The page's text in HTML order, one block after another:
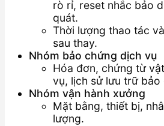
rò rỉ, reset nhắc bảo
quát.
Thời lượng thao tác
sau thay.
Nhóm bảo chứng dịch vụ
Hóa đơn, chứng từ
vụ, lịch sử lưu trữ bảo
Nhóm vận hành xưởng
Mặt bằng, thiết bị,
lượng.